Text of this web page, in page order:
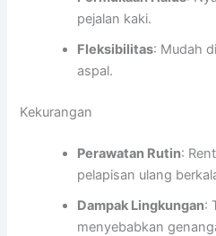
pejalan kaki.
Fleksibilitas: Mudah
aspal.
Kekurangan
Perawatan Rutin:
pelapisan ulang
Dampak Lingkungan:
menyebabkan